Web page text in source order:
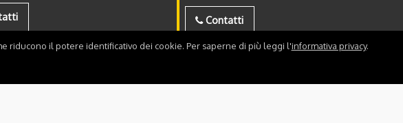
Contatti
riducono il potere identificativo dei cookie. Per saperne di più leggi l'informativa privacy.